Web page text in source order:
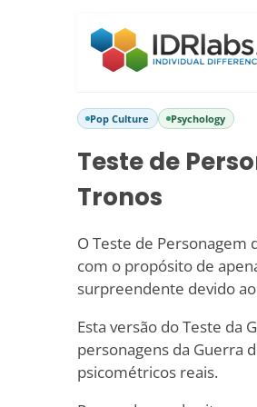
Pop Culture Psychology
Teste de
Tronos
O Teste de Personagem
com o propósito de
surpreendente devido
Esta versão do Teste da
personagens da Guerra
psicométricos reais.